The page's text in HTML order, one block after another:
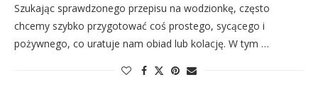
Szukając sprawdzonego przepisu na wodzionkę, często
chcemy szybko przygotować coś prostego, sycącego i
pożywnego, co uratuje nam obiad lub kolację. W tym …